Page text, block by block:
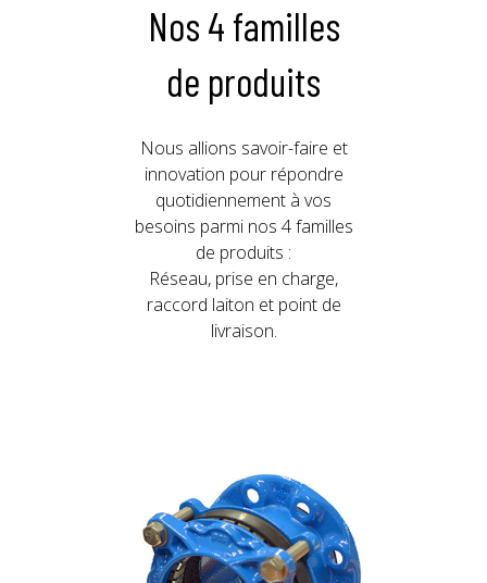
Nos 4 familles
de produits
Nous allions savoir-faire et
innovation pour répondre
quotidiennement à vos
besoins parmi nos 4 familles
de produits :
Réseau, prise en charge,
raccord laiton et point de
livraison.